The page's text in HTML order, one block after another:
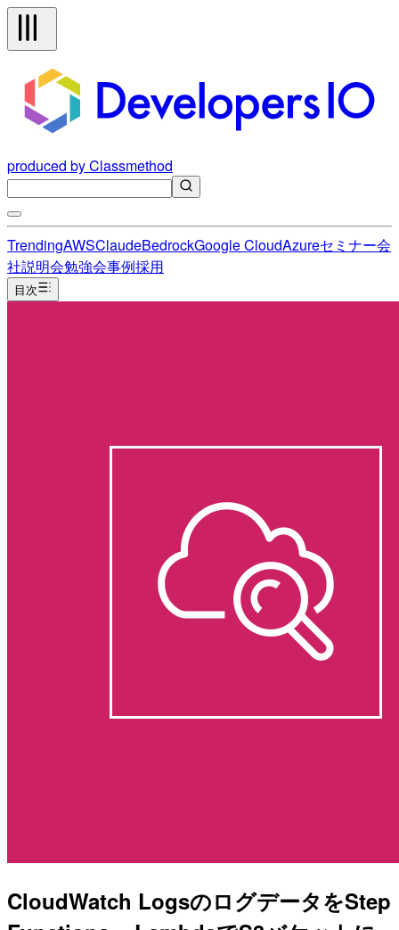
produced by Classmethod
TrendingAWSClaudeBedrockGoogle CloudAzureセミナー会
社説明会勉強会事例採用
目次
CloudWatch LogsのログデータをStep